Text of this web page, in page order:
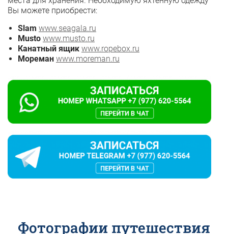
Вы можете приобрести:
Slam www.seagala.ru
Musto www.musto.ru
Канатный ящик www.ropebox.ru
Мореман www.moreman.ru
Фотографии путешествия